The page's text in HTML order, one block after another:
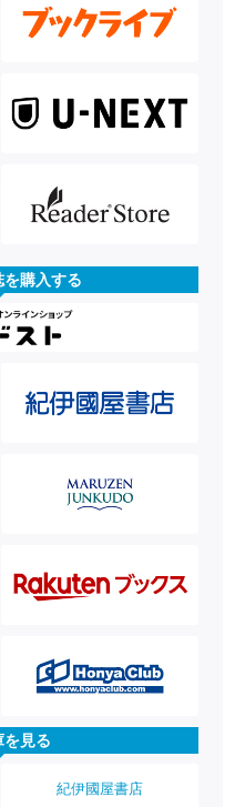
購入する
を見る
紀伊國屋書店